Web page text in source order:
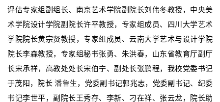
评估专家组副组长、南京艺术学院副院长刘伟冬教授，中央美
术学院设计学院副院长许平教授，专家组成员、四川大学艺术
学院院长黄宗贤教授，专家组成员、云南大学艺术与设计学院
院长李森教授，专家组秘书张勇、朱洪春，山东省教育厅副厅
长宋承祥，高教处处长宋伯宁、副处长张鹏程，我校党委书记
于茂阳，院长 潘鲁生，党委副书记郭兆志，党委副书记、纪委
书记李世平，副院长王秀存、李新、刁在祥、张云龙，院长助